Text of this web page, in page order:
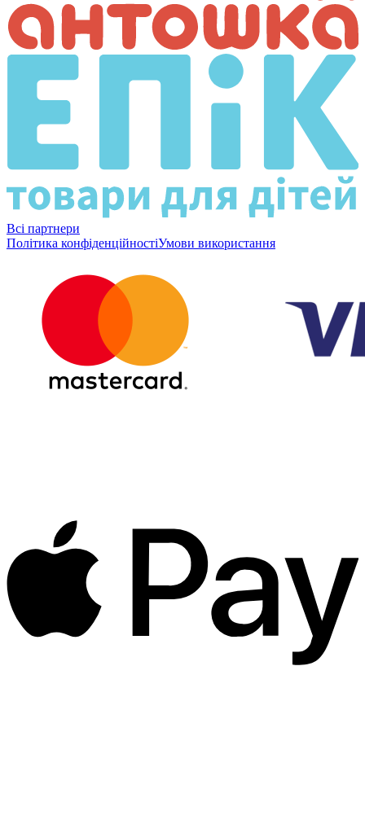
Всі партнери
Політика конфіденційностіУмови використання